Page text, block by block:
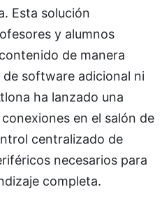
Esta solución
y alumnos
de manera
de software adicional ni
ha lanzado una
en el salón de
centralizado de
necesarios para
completa.